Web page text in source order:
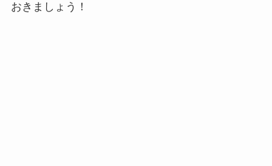
おきましょう！